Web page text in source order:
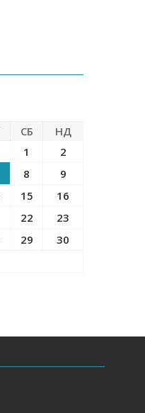
СБ
НД
1
2
8
9
15
16
22
23
29
30